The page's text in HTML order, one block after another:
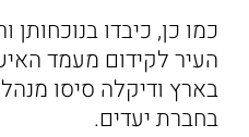
כמו כן, כיבדו
העיר לקידום מעמד
בארץ ודיקלה סיסו
בחברת יעדים.